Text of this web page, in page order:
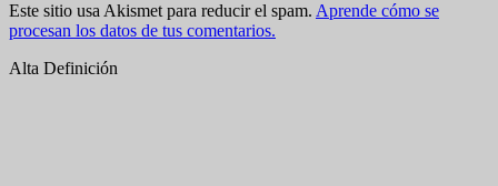
Este sitio usa Akismet para reducir el spam. Aprende cómo se
procesan los datos de tus comentarios.
Alta Definición